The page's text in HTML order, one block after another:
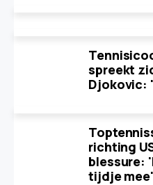
spreekt
Djokovic:
richting
blessure:
tijdje mee'